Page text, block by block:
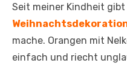
Seit meiner Kindheit gibt
mache. Orangen mit
einfach und riecht